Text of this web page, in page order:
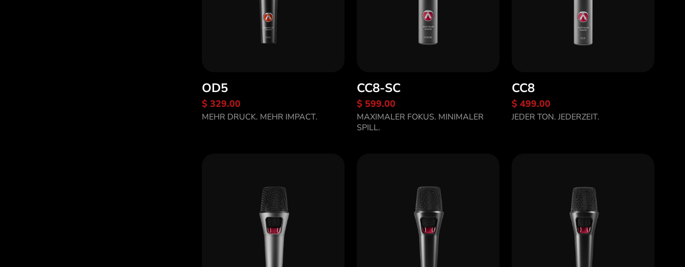
OD5
$ 329.00
MEHR DRUCK. MEHR IMPACT.
Entdecke OD5
CC8-SC
$ 599.00
MAXIMALER FOKUS. MINIMALER
SPILL.
Entdecke CC8-SC
CC8
$ 499.00
JEDER TON. JEDERZEIT.
Entdecke CC8